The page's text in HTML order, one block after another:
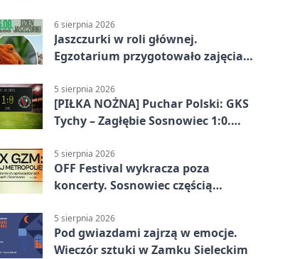
6 sierpnia 2026
Jaszczurki w roli głównej.
Egzotarium przygotowało zajęcia
5 sierpnia 2026
[PIŁKA NOŻNA] Puchar Polski: GKS
Tychy – Zagłębie Sosnowiec 1:0.
przed przerwą
5 sierpnia 2026
OFF Festival wykracza poza
koncerty. Sosnowiec częścią
5 sierpnia 2026
Pod gwiazdami zajrzą w emocje.
Wieczór sztuki w Zamku Sieleckim